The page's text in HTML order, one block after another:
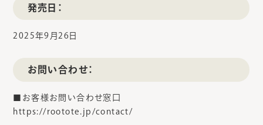
発売日：
2025年9月26日
お問い合わせ：
■お客様お問い合わせ窓口
https://rootote.jp/contact/